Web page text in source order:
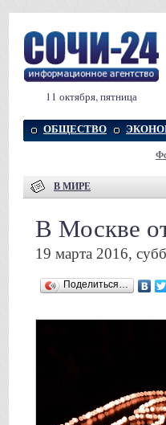
11 октября, пятница
ОБЩЕСТВО
В МИРЕ
В Москве
19 марта 2016,
Поделиться…